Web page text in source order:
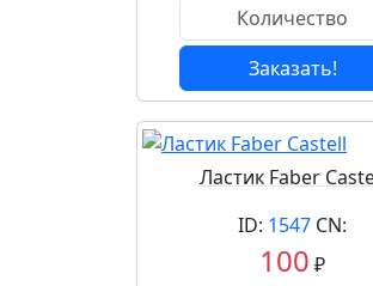
Заказать!
Ластик Faber
ID: 1547 CN:
100 ₽